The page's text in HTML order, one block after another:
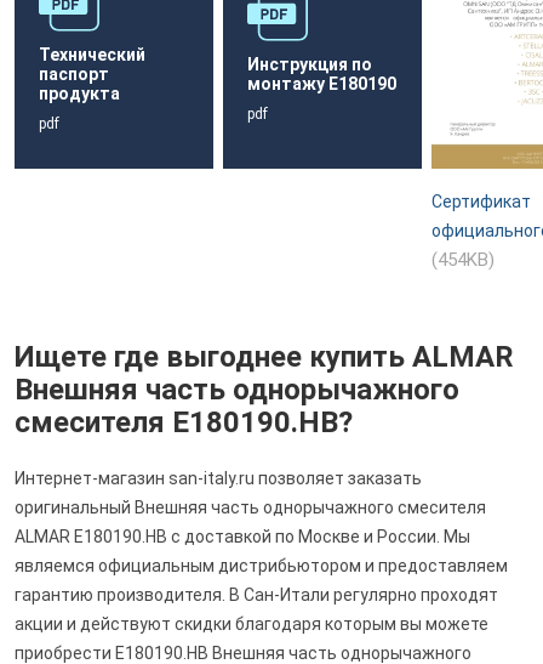
Технический
паспорт
продукта
pdf
Инструкция по
монтажу E180190
pdf
Сертификат
(454KB)
Ищете где выгоднее купить ALMAR
Внешняя часть однорычажного
смесителя E180190.HB?
Интернет-магазин san-italy.ru позволяет заказать
оригинальный Внешняя часть однорычажного смесителя
ALMAR E180190.HB с доставкой по Москве и России. Мы
являемся официальным дистрибьютором и предоставляем
гарантию производителя. В Сан-Итали регулярно проходят
акции и действуют скидки благодаря которым вы можете
приобрести E180190.HB Внешняя часть однорычажного